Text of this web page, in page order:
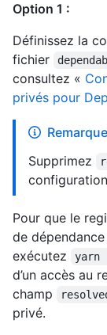
Option 1 :
Définissez la
fichier
consultez «
privés pour
Remarque
Supprimez
Pour que le
de
exécutez
d’un accès au
champ
privé.